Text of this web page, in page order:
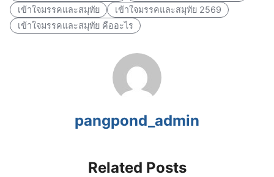
เข้าใจมรรคและสมุทัย
เข้าใจมรรคและสมุทัย 2569
เข้าใจมรรคและสมุทัย คืออะไร
pangpond_admin
Related Posts